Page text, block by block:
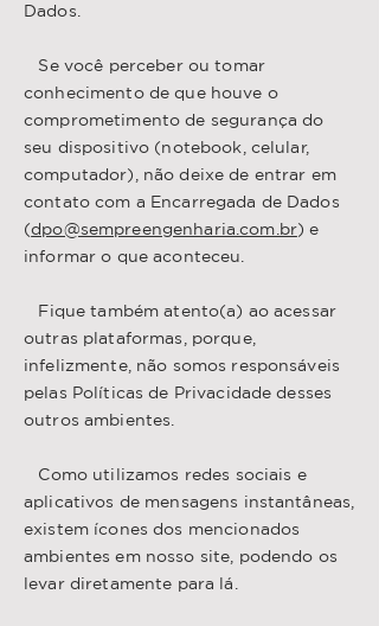
Dados.
Se você perceber ou tomar
conhecimento de que houve o
comprometimento de segurança do
seu dispositivo (notebook, celular,
computador), não deixe de entrar em
contato com a Encarregada de Dados
(dpo@sempreengenharia.com.br) e
informar o que aconteceu.
Fique também atento(a) ao acessar
outras plataformas, porque,
infelizmente, não somos responsáveis
pelas Políticas de Privacidade desses
outros ambientes.
Como utilizamos redes sociais e
aplicativos de mensagens instantâneas,
existem ícones dos mencionados
ambientes em nosso site, podendo os
levar diretamente para lá.